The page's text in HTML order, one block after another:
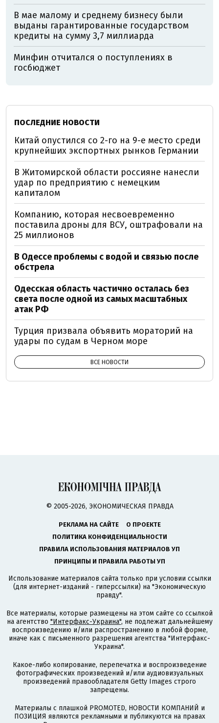
В мае малому и среднему бизнесу были
выданы гарантированные государством
кредиты на сумму 3,7 миллиарда
Минфин отчитался о поступлениях в
госбюджет
ПОСЛЕДНИЕ НОВОСТИ
Китай опустился со 2-го на 9-е место среди
крупнейших экспортных рынков Германии
В Житомирской области россияне нанесли
удар по предприятию с немецким
капиталом
Компанию, которая несвоевременно
поставила дроны для ВСУ, оштрафовали на
25 миллионов
В Одессе проблемы с водой и связью после
обстрела
Одесская область частично осталась без
света после одной из самых масштабных
атак РФ
Турция призвала объявить мораторий на
удары по судам в Черном море
ВСЕ НОВОСТИ
© 2005-2026, ЭКОНОМИЧЕСКАЯ ПРАВДА
РЕКЛАМА НА САЙТЕ
О ПРОЕКТЕ
ПОЛИТИКА КОНФИДЕНЦИАЛЬНОСТИ
ПРАВИЛА ИСПОЛЬЗОВАНИЯ МАТЕРИАЛОВ УП
ПРИНЦИПЫ И ПРАВИЛА РАБОТЫ УП
Использование материалов сайта только при условии ссылки
(для интернет-изданий - гиперссылки) на "Экономическую
правду".
Все материалы, которые размещены на этом сайте со ссылкой
на агентство "Интерфакс-Украина", не подлежат дальнейшему
воспроизведению и/или распространению в любой форме,
иначе как с письменного разрешения агентства "Интерфакс-
Украина".
Какое-либо копирование, перепечатка и воспроизведение
фотографических произведений и/или аудиовизуальных
произведений правообладателя Getty Images строго
запрещены.
Материалы с плашкой PROMOTED, НОВОСТИ КОМПАНИЙ и
ПОЗИЦИЯ являются рекламными и публикуются на правах